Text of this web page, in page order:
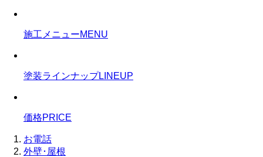
施工メニューMENU
塗装ラインナップLINEUP
価格PRICE
お電話
外壁･屋根